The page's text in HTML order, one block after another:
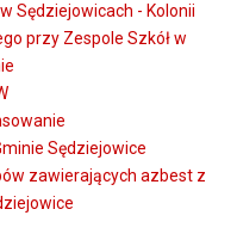
Sędziejowicach - Kolonii
przy Zespole Szkół w
Sędziejowice
zawierających azbest z